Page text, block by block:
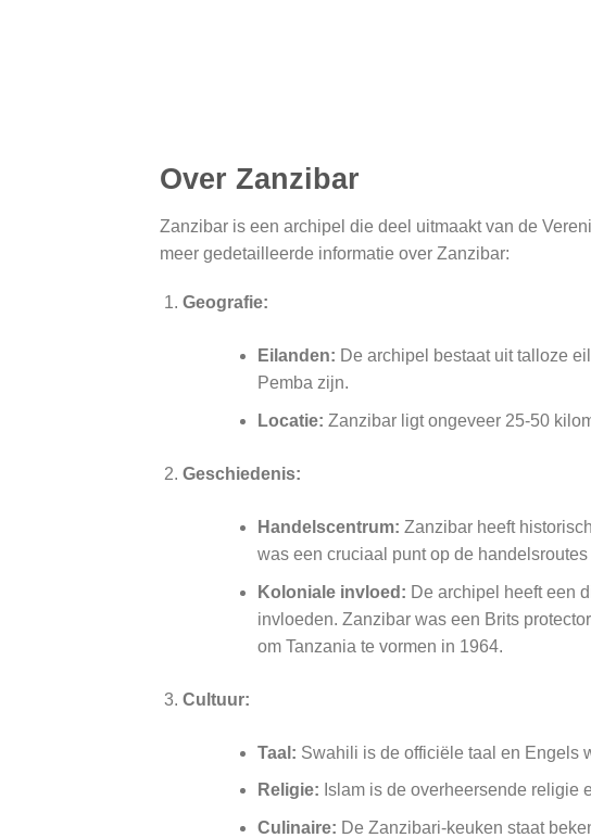
Over Zanzibar
Zanzibar is een archipel die deel uitmaakt van de
meer gedetailleerde informatie over Zanzibar:
Geografie:
Eilanden: De archipel bestaat uit talloze
Pemba zijn.
Locatie: Zanzibar ligt ongeveer 25-50
Geschiedenis:
Handelscentrum: Zanzibar heeft
was een cruciaal punt op de
Koloniale invloed: De archipel heeft een
invloeden. Zanzibar was een Brits
om Tanzania te vormen in 1964.
Cultuur:
Taal: Swahili is de officiële taal en Engels
Religie: Islam is de overheersende religie
Culinaire: De Zanzibari-keuken staat